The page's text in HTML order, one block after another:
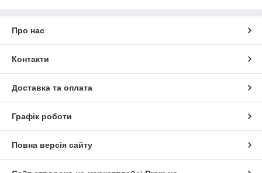
Про нас
Контакти
Доставка та оплата
Графік роботи
Повна версія сайту